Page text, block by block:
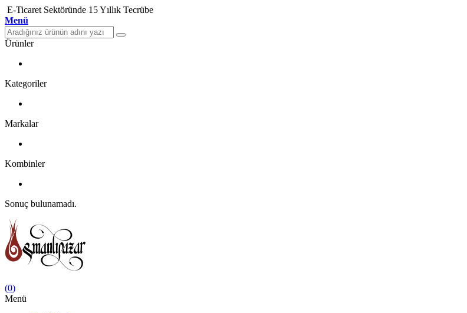
E-Ticaret Sektöründe 15 Yıllık Tecrübe
Menü
Ürünler
Kategoriler
Markalar
Kombinler
Sonuç bulunamadı.
(0)
Menü